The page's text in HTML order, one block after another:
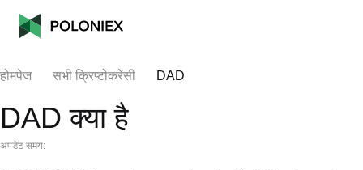
होमपेज सभी क्रिप्टोकरेंसी DAD
DAD क्या है
अपडेट समय: